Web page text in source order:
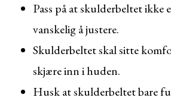
Pass på at skulderbeltet ikke
vanskelig å justere.
Skulderbeltet skal sitte
skjære inn i huden.
Husk at skulderbeltet bare